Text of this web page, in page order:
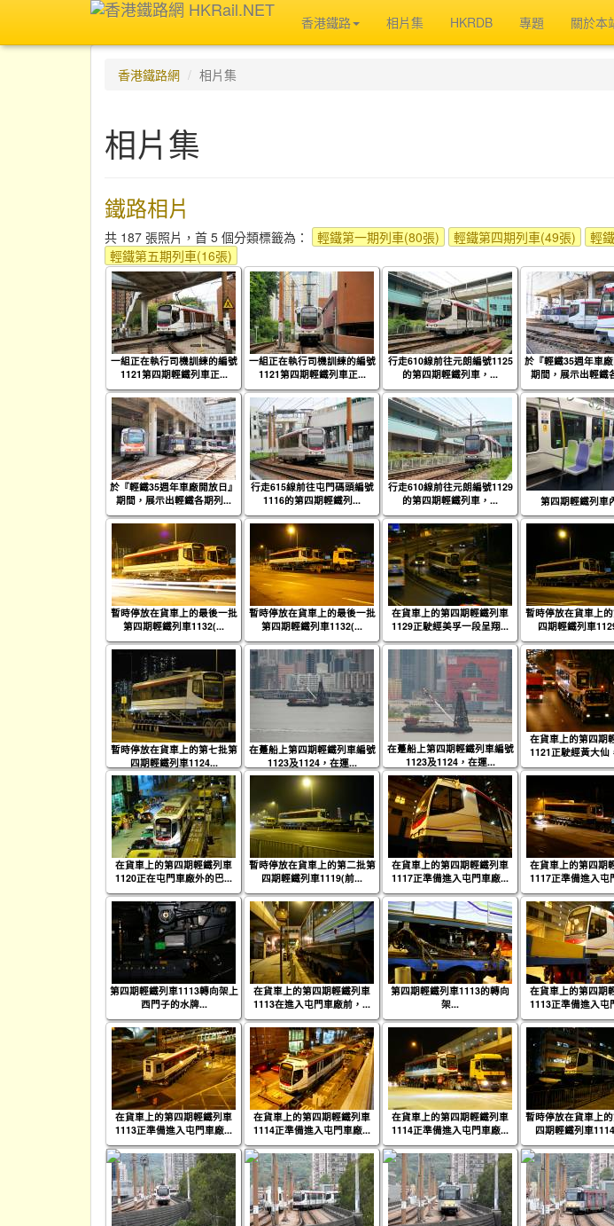
香港鐵路 相片集 HKRDB 專題 關於本
香港鐵路網 相片集
相片集
鐵路相片
共 187 張照片，首 5 個分類標籤為： 輕鐵第一期列車(80張) 輕鐵第四期列車(49張) 輕
輕鐵第五期列車(16張)
一組正在執行司機訓練的編號
1121第四期輕鐵列車正...
一組正在執行司機訓練的編號
1121第四期輕鐵列車正...
行走610線前往元朗編號1125
的第四期輕鐵列車，...
於『輕鐵35週年車廠
期間，展示出輕鐵
於『輕鐵35週年車廠開放日』
期間，展示出輕鐵各期列...
行走615線前往屯門碼頭編號
1116的第四期輕鐵列...
行走610線前往元朗編號1129
的第四期輕鐵列車，...
第四期輕鐵列車
暫時停放在貨車上的最後一批
第四期輕鐵列車1132(...
暫時停放在貨車上的最後一批
第四期輕鐵列車1132(...
在貨車上的第四期輕鐵列車
1129正駛經美孚一段呈翔...
暫時停放在貨車上
四期輕鐵列車
暫時停放在貨車上的第七批第
四期輕鐵列車1124...
在躉船上第四期輕鐵列車編號
1123及1124，在運...
在躉船上第四期輕鐵列車編號
1123及1124，在運...
在貨車上的第四期
1121正駛經黃大仙
在貨車上的第四期輕鐵列車
1120正在屯門車廠外的巴...
暫時停放在貨車上的第二批第
四期輕鐵列車1119(前...
在貨車上的第四期輕鐵列車
1117正準備進入屯門車廠...
在貨車上的第四期
1117正準備進入屯
第四期輕鐵列車1113轉向架上
西門子的水牌...
在貨車上的第四期輕鐵列車
1113在進入屯門車廠前，...
第四期輕鐵列車1113的轉向
架...
在貨車上的第四期
1113正準備進入屯
在貨車上的第四期輕鐵列車
1113正準備進入屯門車廠...
在貨車上的第四期輕鐵列車
1114正準備進入屯門車廠...
在貨車上的第四期輕鐵列車
1114正準備進入屯門車廠...
暫時停放在貨車上
四期輕鐵列車